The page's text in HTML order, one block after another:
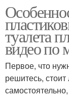
туалета
видео по
Первое, что
решитесь,